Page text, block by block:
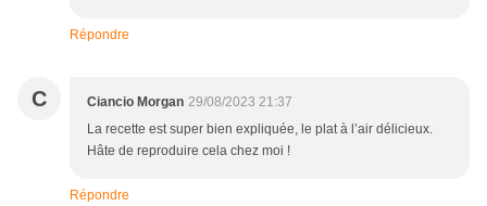
Répondre
C Ciancio Morgan 29/08/2023 21:37
La recette est super bien expliquée, le plat à l’air délicieux.
Hâte de reproduire cela chez moi !
Répondre